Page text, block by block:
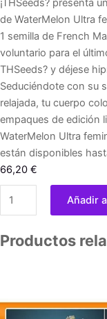
¡THSeeds? presenta
de WaterMelon Ultra
1 semilla de French
voluntario para el
THSeeds? y déjese
Seduciéndote con su
relajada, tu cuerpo
empaques de edición
WaterMelon Ultra
están disponibles
66,20 €
u.
Pack
Añadir
Productos